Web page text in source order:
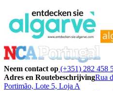
Neem contact op (+351) 282 458
Adres en RoutebeschrijvingRua
Portimão, Lote 5, Loja A